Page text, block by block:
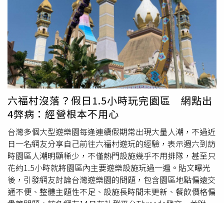
六福村沒落？假日1.5小時玩完園區 網點出
4弊病：經營根本不用心
台灣多個大型遊樂園每逢連續假期常出現大量人潮，不過近
日一名網友分享自己前往六福村遊玩的經驗，表示週六到訪
時園區人潮明顯稀少，不僅熱門設施幾乎不用排隊，甚至只
花約1.5小時就將園區內主要遊樂設施玩過一遍。貼文曝光
後，引發網友討論台灣遊樂園的問題，包含園區地點偏遠交
通不便、整體主題性不足、設施長時間未更新、餐飲價格偏